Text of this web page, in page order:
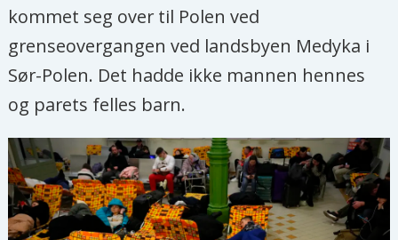
kommet seg over til Polen ved
grenseovergangen ved landsbyen Medyka i
Sør-Polen. Det hadde ikke mannen hennes
og parets felles barn.